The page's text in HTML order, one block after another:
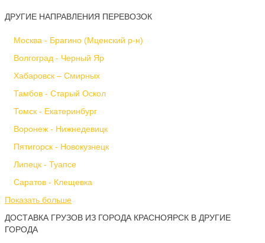
ДРУГИЕ НАПРАВЛЕНИЯ ПЕРЕВОЗОК
Москва - Брагино (Мценский р-н)
Волгоград - Черный Яр
Хабаровск – Смирных
Тамбов - Старый Оскол
Томск - Екатеринбург
Воронеж - Нижнедевицк
Пятигорск - Новокузнецк
Липецк - Туапсе
Саратов - Клещевка
Показать больше
ДОСТАВКА ГРУЗОВ ИЗ ГОРОДА КРАСНОЯРСК В ДРУГИЕ
ГОРОДА